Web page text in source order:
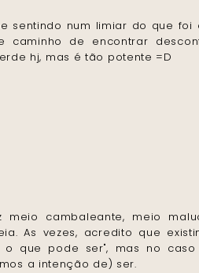
sentindo num limiar do que foi
de encontrar
hj, mas é tão potente =D
meio cambaleante, meio
As vezes, acredito que
que pode ser", mas no
a intenção de) ser.